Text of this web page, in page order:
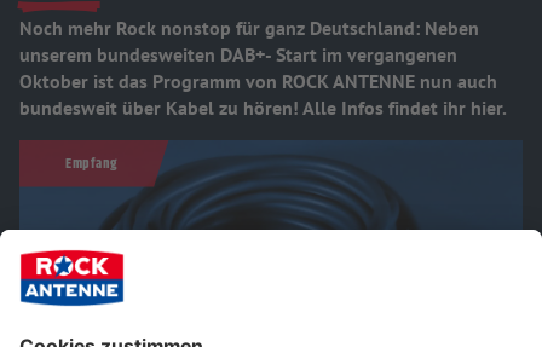
Noch mehr Rock nonstop für ganz Deutschland: Neben
unserem bundesweiten DAB+- Start im vergangenen
Oktober ist das Programm von ROCK ANTENNE nun auch
bundesweit über Kabel zu hören! Alle Infos findet ihr hier.
Empfang